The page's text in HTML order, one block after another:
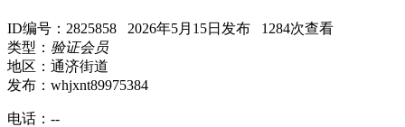
ID编号：2825858 2026年5月15日发布 1284次查看
类型： 验证会员
地区：通济街道
发布：whjxnt89975384
电话： --